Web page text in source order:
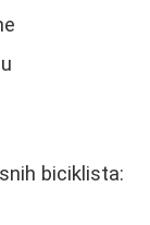
biciklista: